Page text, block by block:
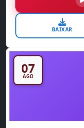
BAIXAR
07
AGO